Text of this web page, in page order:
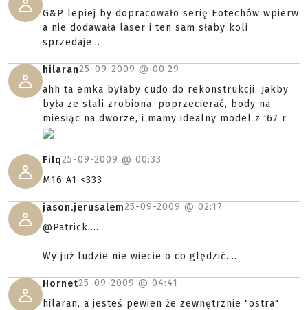
G&P lepiej by dopracowało serię Eotechów wpierw
a nie dodawała laser i ten sam słaby koli
sprzedaje...
hilaran25-09-2009 @ 00:29
ahh ta emka byłaby cudo do rekonstrukcji. Jakby
była ze stali zrobiona. poprzecierać, body na
miesiąc na dworze, i mamy idealny model z '67 r
Filq25-09-2009 @ 00:33
M16 A1 <333
jason.jerusalem25-09-2009 @ 02:17
@Patrick....
Wy już ludzie nie wiecie o co ględzić....
Hornet25-09-2009 @ 04:41
hilaran, a jesteś pewien że zewnętrznie "ostra"